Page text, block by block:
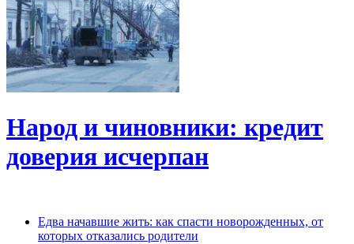
Народ и чиновники: кредит
доверия исчерпан
Едва начавшие жить: как спасти новорожденных, от
которых отказались родители